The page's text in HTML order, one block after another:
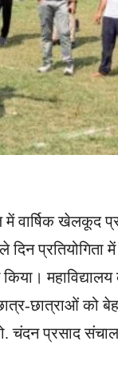
वा​र्षिक खेलकूद
प्रतियोगिता
छात्राओं को
चंदन प्रसाद